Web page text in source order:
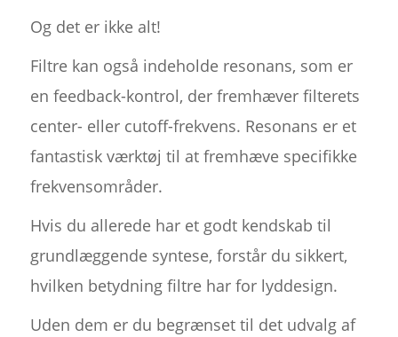
Og det er ikke alt!
Filtre kan også indeholde resonans, som er
en feedback-kontrol, der fremhæver filterets
center- eller cutoff-frekvens. Resonans er et
fantastisk værktøj til at fremhæve specifikke
frekvensområder.
Hvis du allerede har et godt kendskab til
grundlæggende syntese, forstår du sikkert,
hvilken betydning filtre har for lyddesign.
Uden dem er du begrænset til det udvalg af